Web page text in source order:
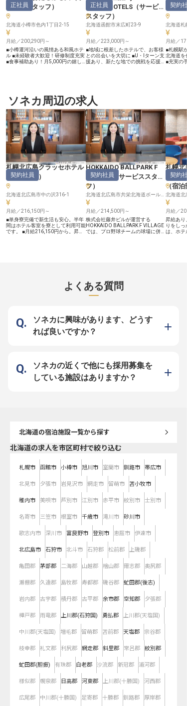
ービススタッフ ）
正社員
北海道小樽市色内1丁目2-15
月給／200,290円～
■小樽運河沿いの風情ある和風ホテ
ル ■未経験者大歓迎！研修制度充実
■食事補助あり！月5,000円の嬉し
出づくりをお手伝いしませんか？
チェックインからお食事のサービス
まで、お客様との温かな触れ合いが
魅力のお仕事です。北海道を訪れる
お客様に「また来たい」と思ってい
ただけるような、心のこもったおも
てなしを一緒に提供しましょう。四
季折々の小樽の魅力とともに、お客
様の旅の思い出を彩るやりがいを感
じられる職場です。 ーー【チーム
ワークで成長できる、あたたかな職
場環境】 ホテル・宿泊業が初めて
の方も安心してスタートできます！
先輩スタッフが丁寧にサポートする
ので、おもてなしの心と技術が自然
と身につきます。 フロント業務か
らレストランサービスまで、多彩な
業務を経験できるので幅広いスキル
が身につくのも魅力です。 シフト
制なので、プライベートとの両立も
バッチリ！明るく元気な仲間たちと
一緒に、お客様に喜んでいただける
瞬間を共有しましょう。 小樽の観
光を支える、やりがいのあるお仕事
SHARE HOTELS （サービス
スタッフ ）
正社員
北海道函館市末広町23-9
月給／223,000円～
■地域に根差したホテルで、お客様
との出会いを大切に ■U・Iターン支
援あり、新たな地での挑戦を応援し
くこの地で、お客様に心温まるおも
てなしを提供しませんか。 当ホテ
ルでは、お客様一人ひとりの旅が忘
れられない思い出となるよう、細や
かな気配りと笑顔を大切にしていま
す。 フロント業務はもちろん、地
域との連携を深めるイベント運営補
助など、函館の魅力を発信する多岐
にわたる業務を通じて、お客様の心
に残る感動を創造する喜びを感じて
いただけます。 ーー【あなたの成
長を支える働きやすい環境】 お客
様との出会いを大切にする温かい職
場で、あなたのキャリアを築きませ
んか。 フロント業務から施設管
理、SNSでの広報活動まで、幅広い
業務に携わることで、ホテル運営の
全体像を深く理解し、着実にスキル
アップできる環境です。 U・Iター
ン支援として引越費用10万円支給
（規定あり）や研修宿泊制度もご用
意。 月給223,000円、賞与年2回と
安定した待遇で、長く安心して働け
るようサポートいたします。
ビスス
契約社
北海道札
月給／
■札幌駅
北海道を
■充実の
「ホテル
ご案内や
テンド
案内など
お客様の
トランス
伝いなど
れるや
ーー【あ
の環境】
境が整っ
や深夜
た待遇を
ているの
す！ユニ
ので、身
けます。
歩10分
と通勤に
界でのキ
てなしの
たりの
ソネカ周辺の求人
札幌北広島クラッセホテル
（宿泊予約 ）
契約社員
北海道北広島市中の沢316-1
月給／216,150円～
■単身寮完備で新生活も安心。半年
間はホテル客室を寮として利用可能
です。 ■月給216,150円から。昇
自然に囲まれたロケーションで、お
客様に心安らぐひとときを提供して
心で、一人ひとりのご要望に寄り添
い、旅の思い出作りをサポートする
大切な役割です。お客様の笑顔のた
めに、細やかな気配りと丁寧な対応
務に取り組めるよう、単身用の寮を
完備しています。入社後半年間はホ
テル客室を寮として利用できるた
め、新生活もスムーズにスタートで
か。 ※2026年01月06日時点の情報
HOKKAIDO BALLPARK F
VILLAGE（ サービススタッ
フ ）
契約社員
月給／214,500円～
株式会社藤井ビルが運営する
HOKKAIDO BALLPARK F VILLAGE
では、プロ野球チームの球場に併設
リアアップをサポートします。
※2023年7月31日時点の情報です。
札幌北
（マネ
（宿泊
契約社
北海道北
月給／
昇給あり
りをし
は、ホテ
よくある質問
ソネカに興味があります、どうす
れば良いですか？
ソネカの近くで他にも採用募集を
している施設はありますか？
北海道の宿泊施設一覧から探す
北海道の求人を市区町村で絞り込む
札幌市 函館市 小樽市 旭川市 室蘭市 釧路市 帯広市
北見市 夕張市 岩見沢市 網走市 留萌市 苫小牧市
稚内市 美唄市 芦別市 江別市 赤平市 紋別市 士別市
名寄市 三笠市 根室市 千歳市 滝川市 砂川市
歌志内市 深川市 富良野市 登別市 恵庭市 伊達市
北広島市 石狩市 北斗市 石狩郡 松前郡 上磯郡
亀田郡 茅部郡 二海郡 山越郡 檜山郡 爾志郡 奥尻郡
瀬棚郡 久遠郡 島牧郡 寿都郡 磯谷郡 虻田郡(後志)
岩内郡 古宇郡 積丹郡 古平郡 余市郡 空知郡 夕張郡
樺戸郡 雨竜郡 上川郡(石狩国) 勇払郡 上川郡(天塩国)
中川郡(天塩国) 増毛郡 留萌郡 苫前郡 天塩郡 宗谷郡
枝幸郡 礼文郡 利尻郡 網走郡 斜里郡 常呂郡 紋別郡
虻田郡(胆振) 有珠郡 白老郡 沙流郡 新冠郡 浦河郡
様似郡 幌泉郡 日高郡 河東郡 上川郡(十勝国) 河西郡
広尾郡 中川郡(十勝国) 足寄郡 十勝郡 釧路郡 厚岸郡